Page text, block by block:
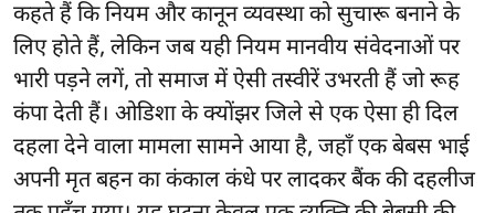
कहते हैं कि नियम और कानून व्यवस्था को सुचारू बनाने के
लिए होते हैं, लेकिन जब यही नियम मानवीय संवेदनाओं पर
भारी पड़ने लगें, तो समाज में ऐसी तस्वीरें उभरती हैं जो रूह
कंपा देती हैं। ओडिशा के क्योंझर जिले से एक ऐसा ही दिल
दहला देने वाला मामला सामने आया है, जहाँ एक बेबस भाई
अपनी मृत बहन का कंकाल कंधे पर लादकर बैंक की दहलीज